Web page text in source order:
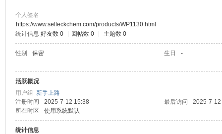
个人签名
https://www.selleckchem.com/products/WP1130.html
统计信息 好友数 0 回帖数 0 主题数 0
性别 保密 生日 -
活跃概况
用户组 新手上路
注册时间
2025-7-12 15:38 最后访问
2025-7-
所在时区
使用系统默认
统计信息